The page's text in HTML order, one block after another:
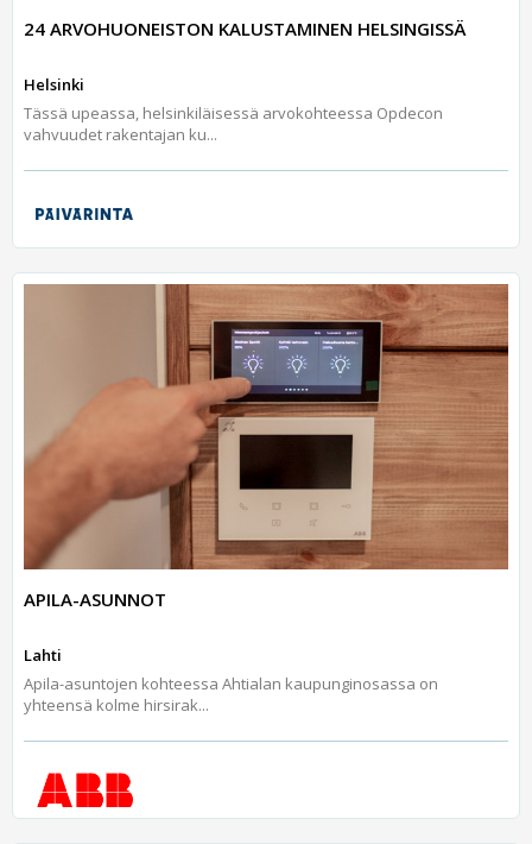
24 ARVOHUONEISTON KALUSTAMINEN HELSINGISSÄ
Helsinki
Tässä upeassa, helsinkiläisessä arvokohteessa Opdecon
vahvuudet rakentajan ku...
APILA-ASUNNOT
Lahti
Apila-asuntojen kohteessa Ahtialan kaupunginosassa on
yhteensä kolme hirsirak...